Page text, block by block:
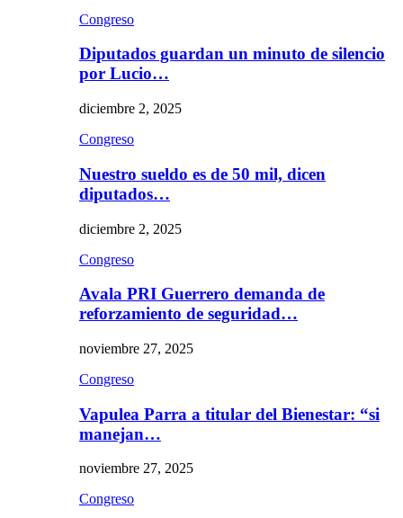
Congreso
Diputados guardan un minuto de silencio
por Lucio…
diciembre 2, 2025
Congreso
Nuestro sueldo es de 50 mil, dicen
diputados…
diciembre 2, 2025
Congreso
Avala PRI Guerrero demanda de
reforzamiento de seguridad…
noviembre 27, 2025
Congreso
Vapulea Parra a titular del Bienestar: “si
manejan…
noviembre 27, 2025
Congreso